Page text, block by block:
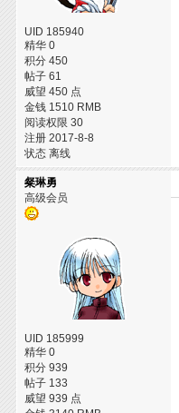
UID 185940
精华 0
积分 450
帖子 61
威望 450 点
金钱 1510 RMB
阅读权限 30
注册 2017-8-8
状态 离线
粲琳勇
高级会员
UID 185999
精华 0
积分 939
帖子 133
威望 939 点